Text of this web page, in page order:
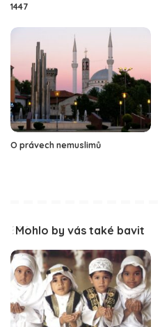
1447
O právech nemuslimů
Mohlo by vás také bavit